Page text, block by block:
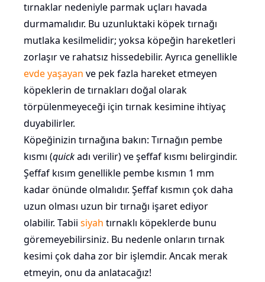
tırnaklar nedeniyle parmak uçları havada
durmamalıdır. Bu uzunluktaki köpek tırnağı
mutlaka kesilmelidir; yoksa köpeğin hareketleri
zorlaşır ve rahatsız hissedebilir. Ayrıca genellikle
evde yaşayan ve pek fazla hareket etmeyen
köpeklerin de tırnakları doğal olarak
törpülenmeyeceği için tırnak kesimine ihtiyaç
duyabilirler.
Köpeğinizin tırnağına bakın: Tırnağın pembe
kısmı (quickadı verilir) ve şeffaf kısmı belirgindir.
Şeffaf kısım genellikle pembe kısmın 1 mm
kadar önünde olmalıdır. Şeffaf kısmın çok daha
uzun olması uzun bir tırnağı işaret ediyor
olabilir. Tabii siyah tırnaklı köpeklerde bunu
göremeyebilirsiniz. Bu nedenle onların tırnak
kesimi çok daha zor bir işlemdir. Ancak merak
etmeyin, onu da anlatacağız!